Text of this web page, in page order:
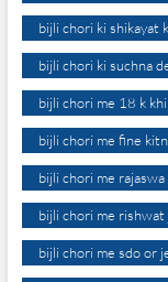
bijli chori ki shikayat
bijli chori ki suchna
bijli chori me 18 k
bijli chori me fine
bijli chori me
bijli chori me rishwat
bijli chori me sdo or